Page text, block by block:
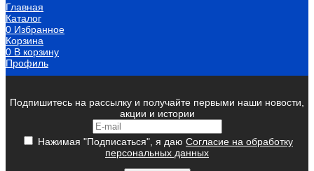
Главная
Каталог
0 Избранное
Корзина
0 В корзину
Профиль
Подпишитесь на рассылку и получайте первыми наши новости,
акции и истории
Нажимая "Подписаться", я даю Согласие на обработку
персональных данных